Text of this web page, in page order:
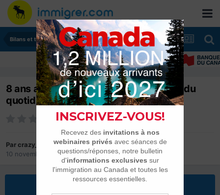
Bilans et tranches de vie
8 ans au Québec - joies et frustrations du
quotidien / Volume #2
Parcrazy_marty
10 novembre 2017dansBilans et tranches de vie